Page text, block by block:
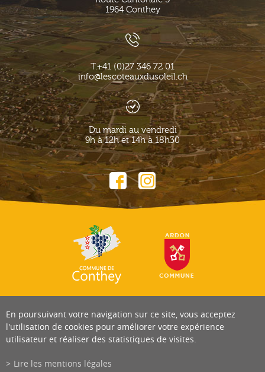
1964 Conthey
T.+41 (0)27 346 72 01
info@lescoteauxdusoleil.ch
Du mardi au vendredi
9h à 12h et 14h à 18h30
En poursuivant votre navigation sur ce site, vous acceptez
l'utilisation de cookies pour améliorer votre expérience
utilisateur et réaliser des statistiques de visites.
Lire les mentions légales